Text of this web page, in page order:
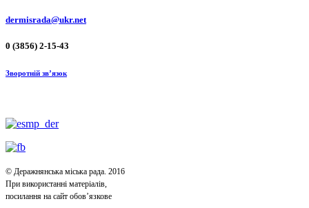
dermisrada@ukr.net
0 (3856) 2-15-43
Зворотній зв’язок
© Деражнянська міська рада. 2016
При використанні матеріалів,
посилання на сайт обов’язкове